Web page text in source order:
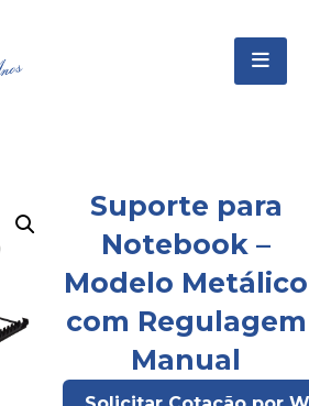
Suporte para
Notebook –
Modelo Metálico
com Regulagem
Manual